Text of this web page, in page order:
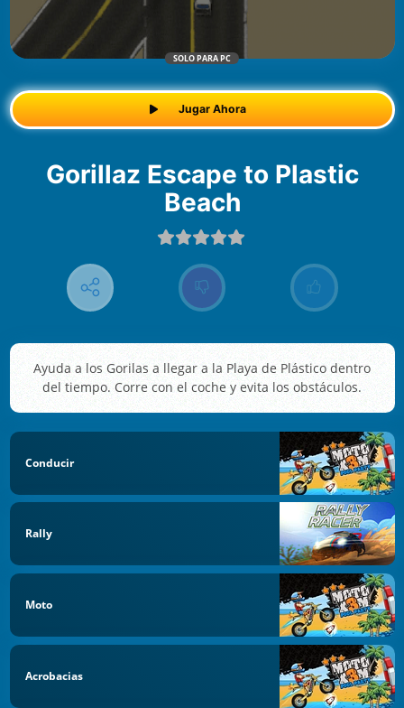
SOLO PARA PC
Jugar Ahora
Gorillaz Escape to Plastic
Beach
Ayuda a los Gorilas a llegar a la Playa de Plástico dentro
del tiempo. Corre con el coche y evita los obstáculos.
Conducir
Rally
Moto
Acrobacias